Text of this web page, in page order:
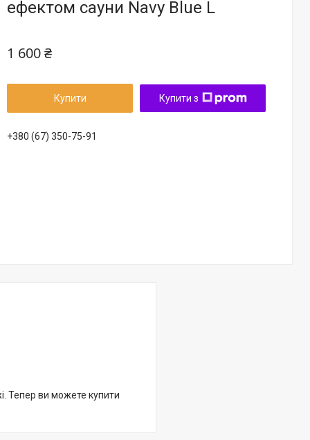
ефектом сауни Navy Blue L
1 600 ₴
Купити Купити з
+380 (67) 350-75-91
Тепер ви можете купити